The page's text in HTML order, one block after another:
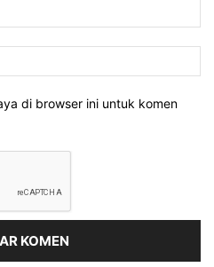
di browser ini untuk komen